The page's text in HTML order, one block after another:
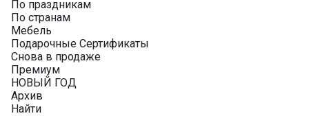
По праздникам
По странам
Мебель
Подарочные Сертификаты
Снова в продаже
Премиум
НОВЫЙ ГОД
Архив
Найти